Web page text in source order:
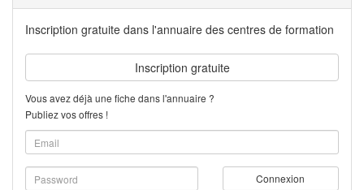
Inscription gratuite dans l'annuaire des centres de formation
Inscription gratuite
Vous avez déjà une fiche dans l'annuaire ?
Publiez vos offres !
Connexion